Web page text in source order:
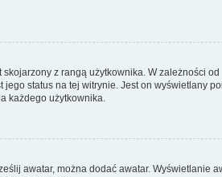
z rangą użytkownika. W zależności od
status na tej witrynie. Jest on wyświetlany
każdego użytkownika.
awatar, można dodać awatar. Wyświetlanie